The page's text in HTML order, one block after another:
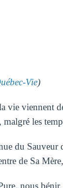
Vie)
vie viennent
les
du
de Sa
nous